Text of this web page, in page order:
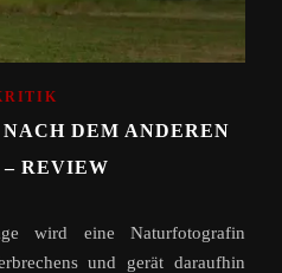
DEM ANDEREN
– REVIEW
wird eine Naturfotografin
und gerät daraufhin